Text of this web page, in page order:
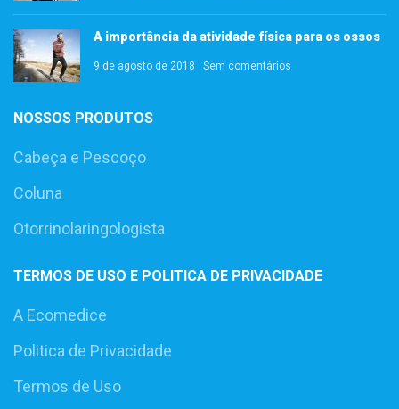
A importância da atividade física para os ossos
9 de agosto de 2018 Sem comentários
NOSSOS PRODUTOS
Cabeça e Pescoço
Coluna
Otorrinolaringologista
TERMOS DE USO E POLITICA DE PRIVACIDADE
A Ecomedice
Politica de Privacidade
Termos de Uso